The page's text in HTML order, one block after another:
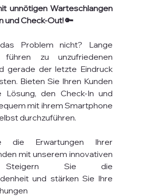
unnötigen Warteschlangen
und Check-Out! 🔑
Problem nicht? Lange
führen zu unzufriedenen
gerade der letzte Eindruck
Bieten Sie Ihren Kunden
Lösung, den Check-In und
mit ihrem Smartphone
durchzuführen.
die Erwartungen Ihrer
mit unserem innovativen
Steigern Sie die
und stärken Sie Ihre